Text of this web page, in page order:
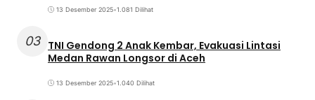
13 Desember 2025•1.081 Dilihat
03 TNI Gendong 2 Anak Kembar, Evakuasi Lintasi
Medan Rawan Longsor di Aceh
13 Desember 2025•1.040 Dilihat